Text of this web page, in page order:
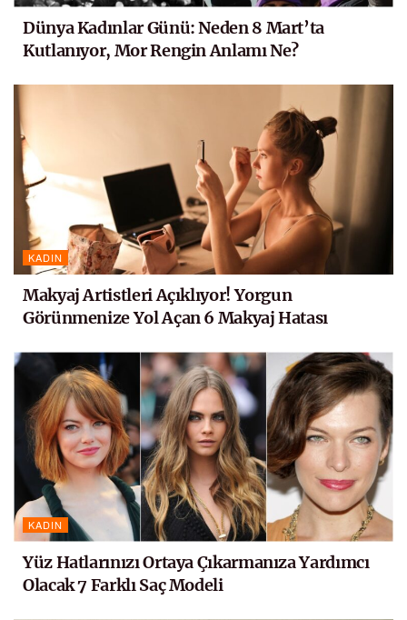
Dünya Kadınlar Günü: Neden 8 Mart’ta
Kutlanıyor, Mor Rengin Anlamı Ne?
KADIN
Makyaj Artistleri Açıklıyor! Yorgun
Görünmenize Yol Açan 6 Makyaj Hatası
KADIN
Yüz Hatlarınızı Ortaya Çıkarmanıza Yardımcı
Olacak 7 Farklı Saç Modeli